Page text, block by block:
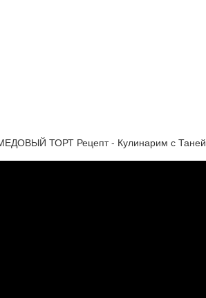
ТОРТ Рецепт - Кулинарим с Таней